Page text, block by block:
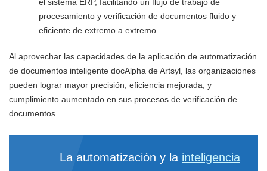
el sistema ERP, facilitando un flujo de trabajo de
procesamiento y verificación de documentos fluido y
eficiente de extremo a extremo.
Al aprovechar las capacidades de la aplicación de automatización
de documentos inteligente docAlpha de Artsyl, las organizaciones
pueden lograr mayor precisión, eficiencia mejorada, y
cumplimiento aumentado en sus procesos de verificación de
documentos.
La automatización y la inteligencia